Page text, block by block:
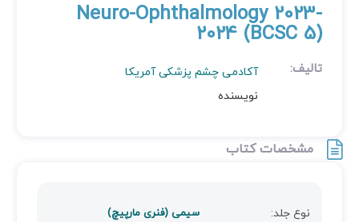
Neuro-Ophthalmology 2023-
2024 (BCSC 5)
تالیف:
آکادمی چشم پزشکی آمریکا
نویسنده
مشخصات کتاب
نوع جلد: سیمی (فنری مارپیچ)